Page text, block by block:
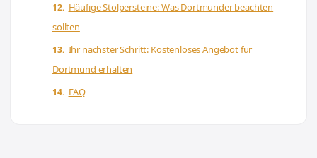
Häufige Stolpersteine: Was Dortmunder beachten
sollten
Ihr nächster Schritt: Kostenloses Angebot für
Dortmund erhalten
FAQ